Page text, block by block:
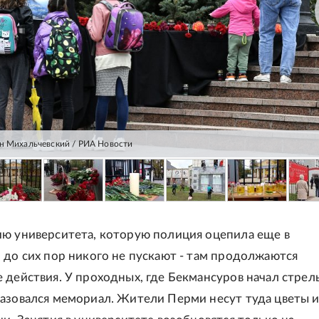
Михальчевский / РИА Новости
университета, которую полиция оцепила еще в
сих пор никого не пускают - там продолжаются
действия. У проходных, где Бекмансуров начал
мемориал. Жители Перми несут туда цветы и